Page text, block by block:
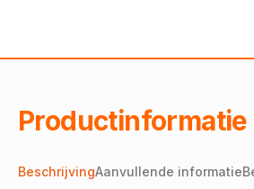
Productinformatie
BeschrijvingAanvullende informatie